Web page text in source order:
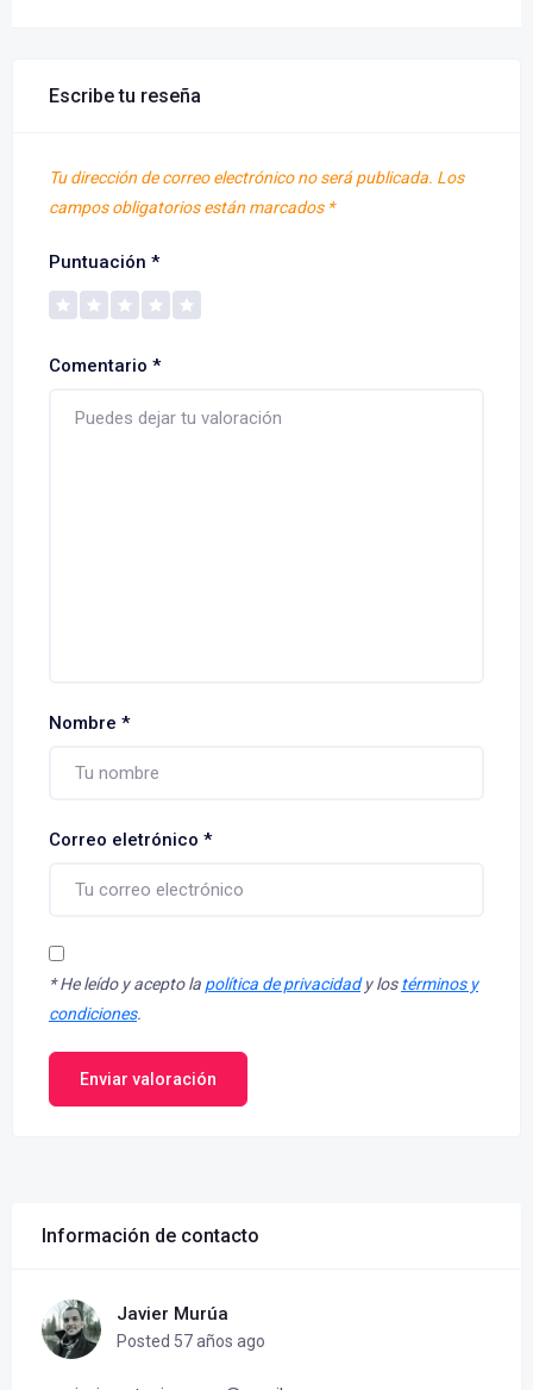
Escribe tu reseña
Tu dirección de correo electrónico no será publicada. Los
campos obligatorios están marcados *
Puntuación *
Comentario *
Nombre *
Correo eletrónico *
*He leído y acepto la política de privacidady lostérminos y
condiciones.
Enviar valoración
Información de contacto
Javier Murúa
Posted 57 años ago